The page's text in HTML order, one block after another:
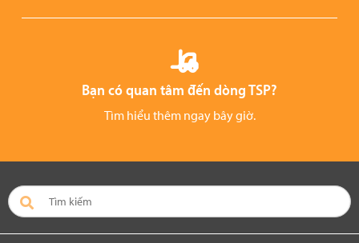
Bạn có quan tâm đến dòng TSP?
Tìm hiểu thêm ngay bây giờ.